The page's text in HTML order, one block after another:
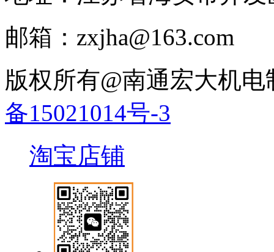
邮箱：zxjha@163.com
版权所有@南通宏大机
备15021014号-3
淘宝店铺